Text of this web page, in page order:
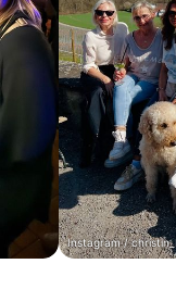
Instagram /